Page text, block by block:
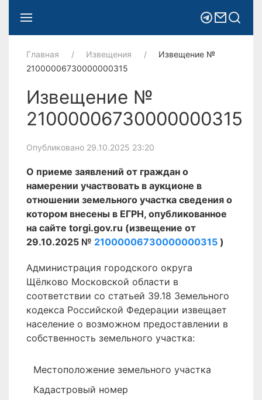
Главная Извещения
Извещение №
21000006730000000315
Извещение №
21000006730000000315
Опубликовано 29.10.2025 23:20
О приеме заявлений от граждан о
намерении участвовать в аукционе в
отношении земельного участка сведения о
котором внесены в ЕГРН, опубликованное
на сайте torgi.gov.ru (извещение от
29.10.2025 № 21000006730000000315 )
Администрация городского округа
Щёлково Московской области в
соответствии со статьей 39.18 Земельного
кодекса Российской Федерации извещает
население о возможном предоставлении в
собственность земельного участка:
Местоположение земельного участка
Кадастровый номер